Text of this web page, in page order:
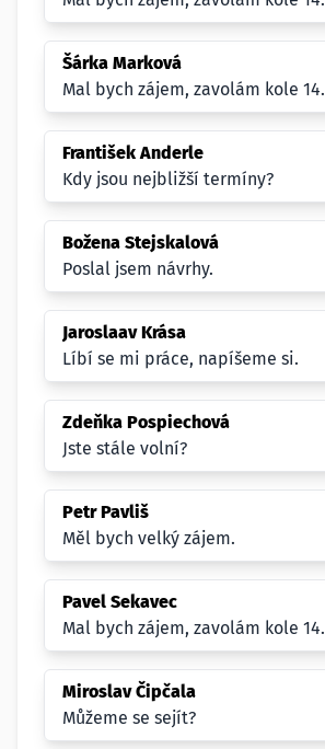
Šárka Marková
Mal bych zájem, zavolám kole 14.
František Anderle
Kdy jsou nejbližší termíny?
Božena Stejskalová
Poslal jsem návrhy.
Jaroslaav Krása
Líbí se mi práce, napíšeme si.
Zdeňka Pospiechová
Jste stále volní?
Petr Pavliš
Měl bych velký zájem.
Pavel Sekavec
Mal bych zájem, zavolám kole 14.
Miroslav Čipčala
Můžeme se sejít?